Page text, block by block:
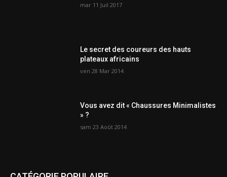
mar 11 Juil 2017
Le secret des coureurs des hauts
plateaux africains
ven 28 Mar 2014
Vous avez dit « Chaussures Minimalistes
» ?
sam 23 Août 2014